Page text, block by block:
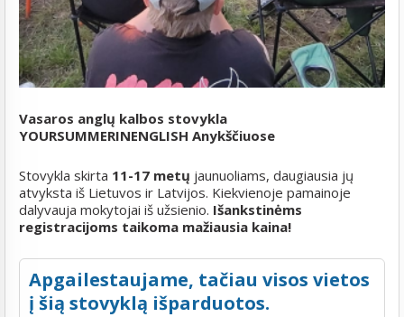
Vasaros anglų kalbos stovykla
YOURSUMMERINENGLISH Anykščiuose
Stovykla skirta 11-17 metų jaunuoliams, daugiausia jų
atvyksta iš Lietuvos ir Latvijos. Kiekvienoje pamainoje
dalyvauja mokytojai iš užsienio. Išankstinėms
registracijoms taikoma mažiausia kaina!
Apgailestaujame, tačiau visos vietos
į šią stovyklą išparduotos.